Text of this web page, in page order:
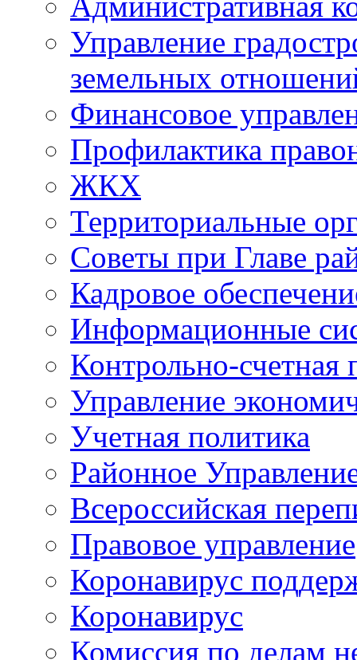
Управление
земельных
Финансовое
Профилактика
ЖКХ
Территориальные
Советы при Главе
Кадровое
Информационные
Контрольно-счетная
Управление
Учетная политика
Районное
Всероссийская
Правовое управление
Коронавирус
Коронавирус
Комиссия по делам